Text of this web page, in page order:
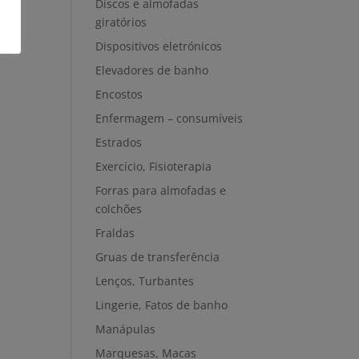
Discos e almofadas
giratórios
Dispositivos eletrónicos
Elevadores de banho
Encostos
Enfermagem – consumíveis
Estrados
Exercício, Fisioterapia
Forras para almofadas e
colchões
Fraldas
Gruas de transferência
Lenços, Turbantes
Lingerie, Fatos de banho
Manápulas
Marquesas, Macas